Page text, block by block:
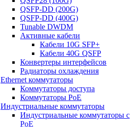
QSFP-DD (200G)
QSFP-DD (400G)
Tunable DWDM
Активные кабели
Кабели 10G SFP+
Кабели 40G QSFP
Конвертеры интерфейсов
Радиаторы охлаждения
Ethernet коммутаторы
Коммутаторы доступа
Коммутаторы PoE
Индустриальные коммутаторы
Индустриальные коммутаторы с
PoE